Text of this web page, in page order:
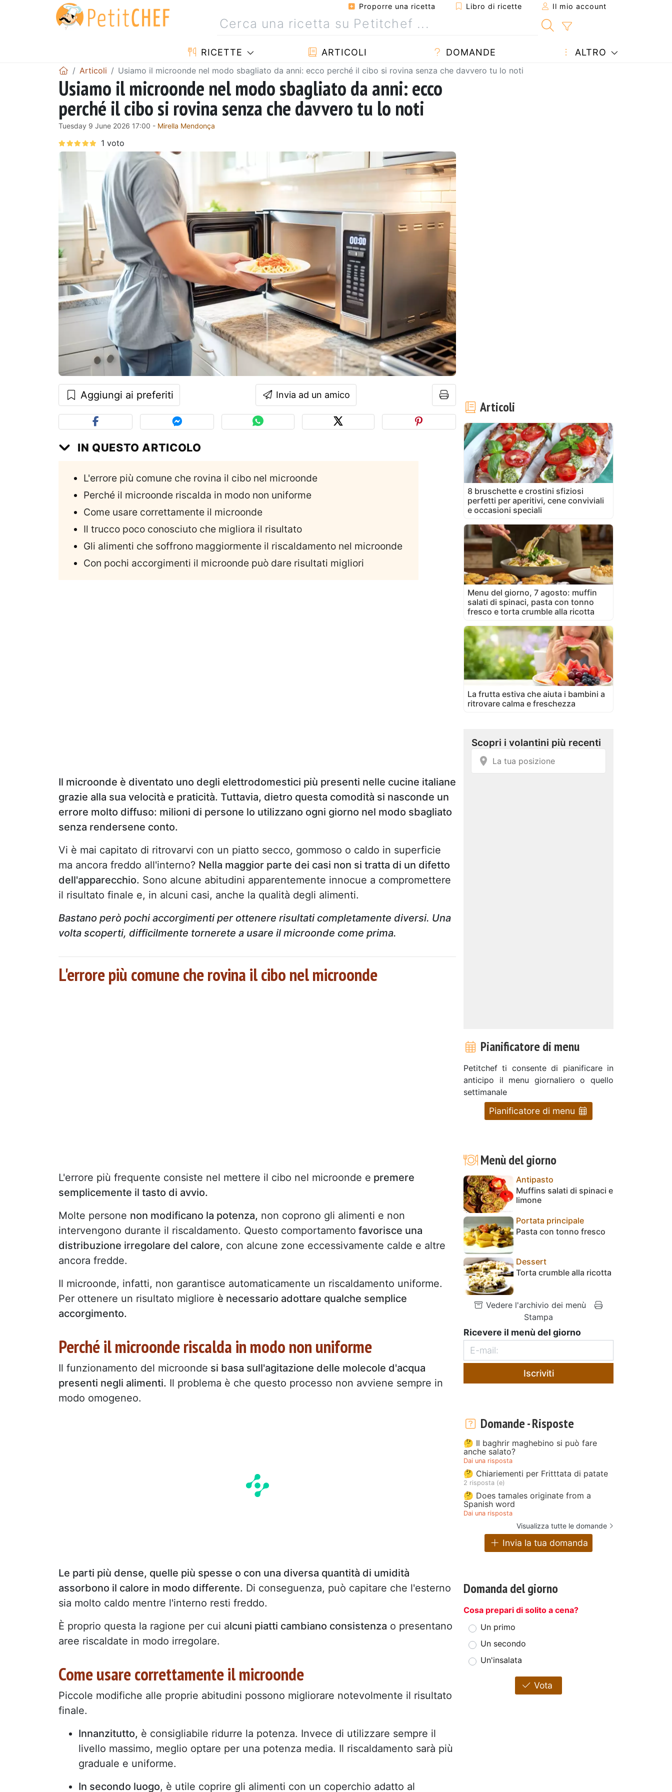
Proporre una ricetta Libro di ricette Il mio account
RICETTE ARTICOLI DOMANDE ALTRO
Articoli Usiamo il microonde nel modo sbagliato da anni: ecco perché il cibo si rovina senza che davvero tu lo noti
Usiamo il microonde nel modo sbagliato da anni: ecco
perché il cibo si rovina senza che davvero tu lo noti
Tuesday 9 June 2026 17:00 - Mirella Mendonça
Aggiungi ai preferiti Invia ad un amico
IN QUESTO ARTICOLO
L'errore più comune che rovina il cibo nel microonde
Perché il microonde riscalda in modo non uniforme
Come usare correttamente il microonde
Il trucco poco conosciuto che migliora il risultato
Gli alimenti che soffrono maggiormente il riscaldamento nel microonde
Con pochi accorgimenti il microonde può dare risultati migliori
Il microonde è diventato uno degli elettrodomestici più presenti nelle cucine italiane
grazie alla sua velocità e praticità. Tuttavia, dietro questa comodità si nasconde un
errore molto diffuso: milioni di persone lo utilizzano ogni giorno nel modo sbagliato
senza rendersene conto.
Vi è mai capitato di ritrovarvi con un piatto secco, gommoso o caldo in superficie
ma ancora freddo all'interno? Nella maggior parte dei casi non si tratta di un difetto
dell'apparecchio. Sono alcune abitudini apparentemente innocue a compromettere
il risultato finale e, in alcuni casi, anche la qualità degli alimenti.
Bastano però pochi accorgimenti per ottenere risultati completamente diversi. Una
volta scoperti, difficilmente tornerete a usare il microonde come prima.
L'errore più comune che rovina il cibo nel microonde
L'errore più frequente consiste nel mettere il cibo nel microonde e premere
semplicemente il tasto di avvio.
Molte persone non modificano la potenza, non coprono gli alimenti e non
intervengono durante il riscaldamento. Questo comportamento favorisce una
distribuzione irregolare del calore, con alcune zone eccessivamente calde e altre
ancora fredde.
Il microonde, infatti, non garantisce automaticamente un riscaldamento uniforme.
Per ottenere un risultato migliore è necessario adottare qualche semplice
accorgimento.
Perché il microonde riscalda in modo non uniforme
Il funzionamento del microonde si basa sull'agitazione delle molecole d'acqua
presenti negli alimenti. Il problema è che questo processo non avviene sempre in
modo omogeneo.
Le parti più dense, quelle più spesse o con una diversa quantità di umidità
assorbono il calore in modo differente. Di conseguenza, può capitare che l'esterno
sia molto caldo mentre l'interno resti freddo.
È proprio questa la ragione per cui alcuni piatti cambiano consistenza o presentano
aree riscaldate in modo irregolare.
Come usare correttamente il microonde
Piccole modifiche alle proprie abitudini possono migliorare notevolmente il risultato
finale.
Innanzitutto, è consigliabile ridurre la potenza. Invece di utilizzare sempre il
livello massimo, meglio optare per una potenza media. Il riscaldamento sarà più
graduale e uniforme.
In secondo luogo, è utile coprire gli alimenti con un coperchio adatto al
Articoli
8 bruschette e crostini sfiziosi
perfetti per aperitivi, cene conviviali
e occasioni speciali
Menu del giorno, 7 agosto: muffin
salati di spinaci, pasta con tonno
fresco e torta crumble alla ricotta
La frutta estiva che aiuta i bambini a
ritrovare calma e freschezza
Pianificatore di menu
Petitchef ti consente di pianificare in
anticipo il menu giornaliero o quello
settimanale
Pianificatore di menu
Menù del giorno
Antipasto
Muffins salati di spinaci e
limone
Portata principale
Pasta con tonno fresco
Dessert
Torta crumble alla ricotta
Vedere l'archivio dei menù
Stampa
Ricevere il menù del giorno
Iscriviti
Domande - Risposte
🤔 Il baghrir maghebino si può fare
anche salato?
Dai una risposta
🤔 Chiariementi per Fritttata di patate
2 risposta (e)
🤔 Does tamales originate from a
Spanish word
Dai una risposta
Visualizza tutte le domande
Invia la tua domanda
Domanda del giorno
Cosa prepari di solito a cena?
Un primo
Un secondo
Un'insalata
Vota